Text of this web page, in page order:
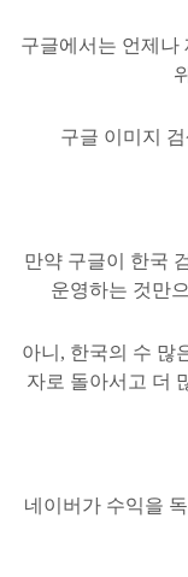
구글에서는 언제나
구글 이미지
만약 구글이 한국
운영하는 것만
아니, 한국의 수 많
자로 돌아서고 더
네이버가 수익을